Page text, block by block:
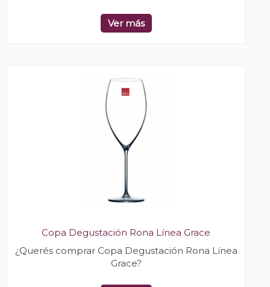
Ver más
Copa Degustación Rona Línea Grace
¿Querés comprar Copa Degustación Rona Línea
Grace?